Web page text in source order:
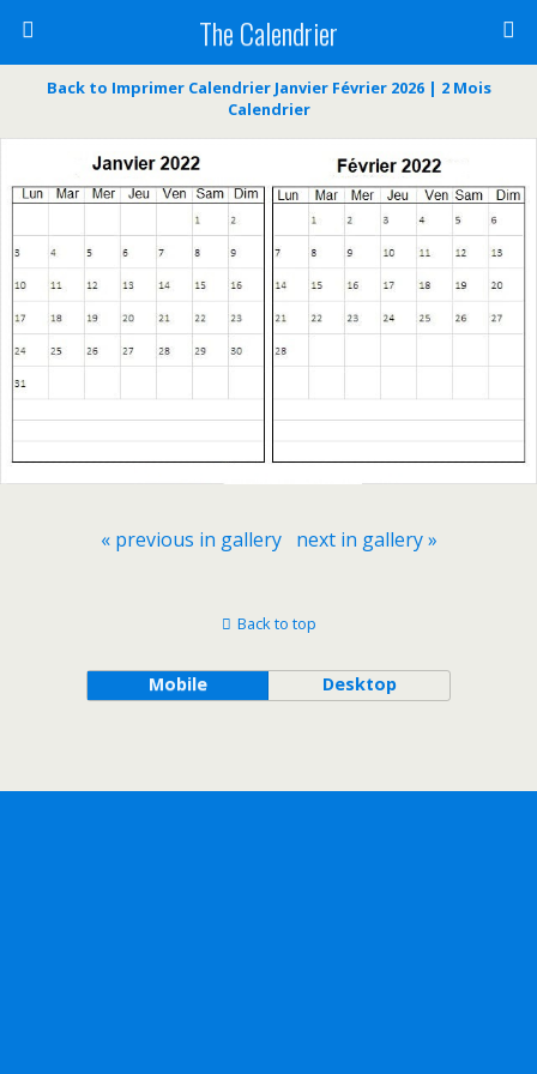
The Calendrier
Back to Imprimer Calendrier Janvier Février 2026 | 2 Mois
Calendrier
« previous in gallery next in gallery »
Back to top
Mobile Desktop